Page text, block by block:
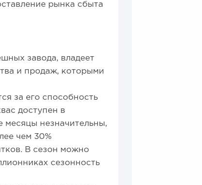
рынка сбыта
завода, владеет
и продаж, которыми
за его способность
доступен в
месяцы незначительны,
чем 30%
В сезон можно
сезонность